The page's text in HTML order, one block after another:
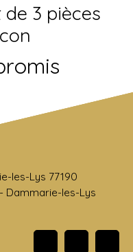
3 pièces
les-Lys 77190
Dammarie-les-Lys